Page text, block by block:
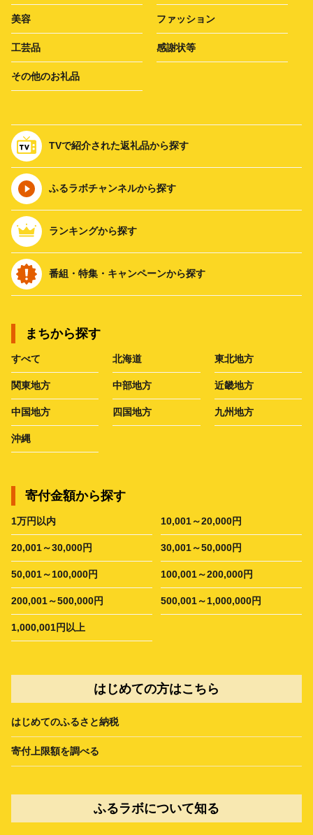
美容 ファッション
工芸品 感謝状等
その他のお礼品
TVで紹介された返礼品から探す
ふるラボチャンネルから探す
ランキングから探す
番組・特集・キャンペーンから探す
まちから探す
すべて 北海道 東北地方
関東地方 中部地方 近畿地方
中国地方 四国地方 九州地方
沖縄
寄付金額から探す
1万円以内 10,001～20,000円
20,001～30,000円 30,001～50,000円
50,001～100,000円 100,001～200,000円
200,001～500,000円 500,001～1,000,000円
1,000,001円以上
はじめての方はこちら
はじめてのふるさと納税
寄付上限額を調べる
ふるラボについて知る